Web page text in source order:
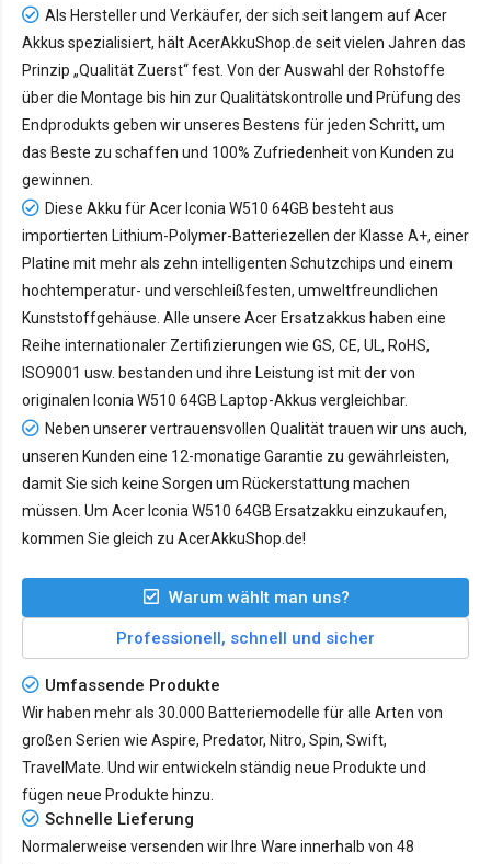
Als Hersteller und Verkäufer, der sich seit langem auf Acer
Akkus spezialisiert, hält AcerAkkuShop.de seit vielen Jahren das
Prinzip „Qualität Zuerst“ fest. Von der Auswahl der Rohstoffe
über die Montage bis hin zur Qualitätskontrolle und Prüfung des
Endprodukts geben wir unseres Bestens für jeden Schritt, um
das Beste zu schaffen und 100% Zufriedenheit von Kunden zu
gewinnen.
Diese Akku für Acer Iconia W510 64GB besteht aus
importierten Lithium-Polymer-Batteriezellen der Klasse A+, einer
Platine mit mehr als zehn intelligenten Schutzchips und einem
hochtemperatur- und verschleißfesten, umweltfreundlichen
Kunststoffgehäuse. Alle unsere Acer Ersatzakkus haben eine
Reihe internationaler Zertifizierungen wie GS, CE, UL, RoHS,
ISO9001 usw. bestanden und ihre Leistung ist mit der von
originalen Iconia W510 64GB Laptop-Akkus vergleichbar.
Neben unserer vertrauensvollen Qualität trauen wir uns auch,
unseren Kunden eine 12-monatige Garantie zu gewährleisten,
damit Sie sich keine Sorgen um Rückerstattung machen
müssen. Um Acer Iconia W510 64GB Ersatzakku einzukaufen,
kommen Sie gleich zu AcerAkkuShop.de!
Warum wählt man uns?
Professionell, schnell und sicher
Umfassende Produkte
Wir haben mehr als 30.000 Batteriemodelle für alle Arten von
großen Serien wie Aspire, Predator, Nitro, Spin, Swift,
TravelMate. Und wir entwickeln ständig neue Produkte und
fügen neue Produkte hinzu.
Schnelle Lieferung
Normalerweise versenden wir Ihre Ware innerhalb von 48